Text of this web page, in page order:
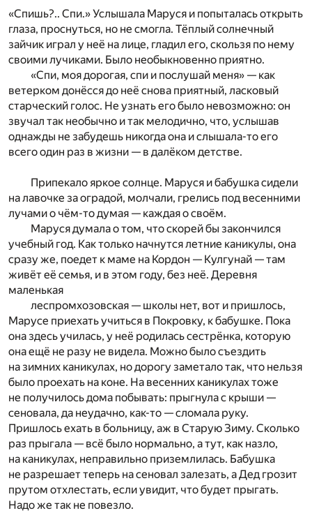
«Спишь?.. Спи.» Услышала Маруся и попыталась открыть
глаза, проснуться, но не смогла. Тёплый солнечный
зайчик играл у неё на лице, гладил его, скользя по нему
своими лучиками. Было необыкновенно приятно.
«Спи, моя дорогая, спи и послушай меня» — как
ветерком донёсся до неё снова приятный, ласковый
старческий голос. Не узнать его было невозможно: он
звучал так необычно и так мелодично, что, услышав
однажды не забудешь никогда она и слышала-то его
всего один раз в жизни — в далёком детстве.
Припекало яркое солнце. Маруся и бабушка сидели
на лавочке за оградой, молчали, грелись под весенними
лучами о чём-то думая — каждая о своём.
Маруся думала о том, что скорей бы закончился
учебный год. Как только начнутся летние каникулы, она
сразу же, поедет к маме на Кордон — Кулгунай — там
живёт её семья, и в этом году, без неё. Деревня
маленькая
леспромхозовская — школы нет, вот и пришлось,
Марусе приехать учиться в Покровку, к бабушке. Пока
она здесь училась, у неё родилась сестрёнка, которую
она ещё не разу не видела. Можно было съездить
на зимних каникулах, но дорогу заметало так, что нельзя
было проехать на коне. На весенних каникулах тоже
не получилось дома побывать: прыгнула с крыши —
сеновала, да неудачно, как-то — сломала руку.
Пришлось ехать в больницу, аж в Старую Зиму. Сколько
раз прыгала — всё было нормально, а тут, как назло,
на каникулах, неправильно приземлилась. Бабушка
не разрешает теперь на сеновал залезать, а Дед грозит
прутом отхлестать, если увидит, что будет прыгать.
Надо же так не повезло.